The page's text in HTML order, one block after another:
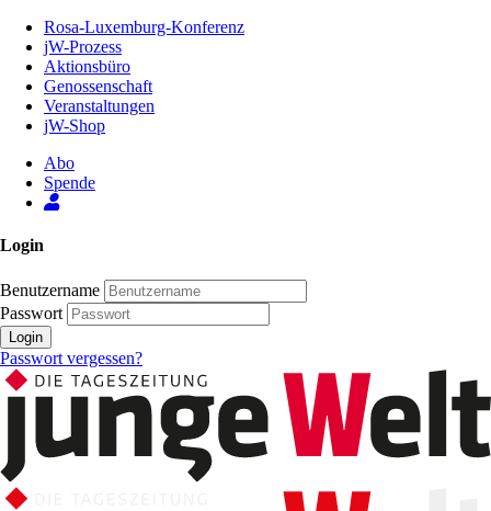
Inhalt
Seite
Rosa-Luxemburg-Konferenz
jW-Prozess
Aktionsbüro
Genossenschaft
Veranstaltungen
jW-Shop
Abo
Spende
Login
Benutzername
Passwort
Login
Passwort vergessen?